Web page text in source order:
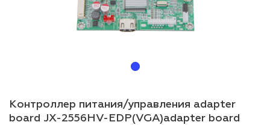
Контроллер питания/управления adapter
board JX-2556HV-EDP(VGA)adapter board